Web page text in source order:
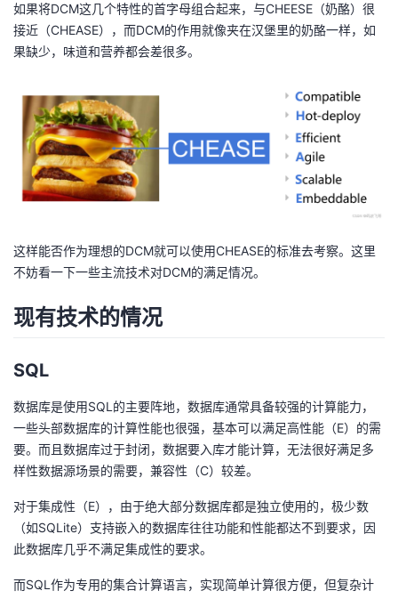
如果将DCM这几个特性的首字母组合起来，与CHEESE（奶酪）很
接近（CHEASE），而DCM的作用就像夹在汉堡里的奶酪一样，如
果缺少，味道和营养都会差很多。
这样能否作为理想的DCM就可以使用CHEASE的标准去考察。这里
不妨看一下一些主流技术对DCM的满足情况。
现有技术的情况
SQL
数据库是使用SQL的主要阵地，数据库通常具备较强的计算能力，
一些头部数据库的计算性能也很强，基本可以满足高性能（E）的需
要。而且数据库过于封闭，数据要入库才能计算，无法很好满足多
样性数据源场景的需要，兼容性（C）较差。
对于集成性（E），由于绝大部分数据库都是独立使用的，极少数
（如SQLite）支持嵌入的数据库往往功能和性能都达不到要求，因
此数据库几乎不满足集成性的要求。
而SQL作为专用的集合计算语言，实现简单计算很方便，但复杂计